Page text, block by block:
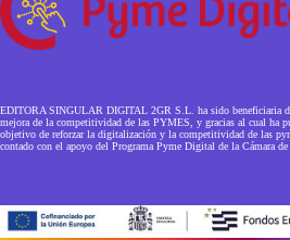
EDITORA SINGULAR DIGITAL 2GR S.L. ha sido beneficiaria
mejora de la competitividad de las PYMES, y gracias al cual ha
objetivo de reforzar la digitalización y la competitividad de las
contado con el apoyo del Programa Pyme Digital de la Cámara de